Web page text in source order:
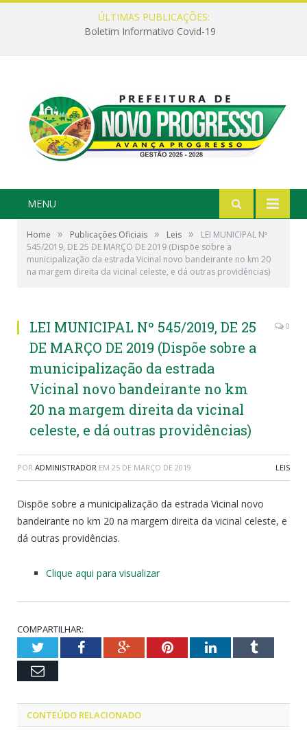
ÚLTIMAS PUBLICAÇÕES:
Boletim Informativo Covid-19
MENU
Home » Publicações Oficiais » Leis »
LEI MUNICIPAL Nº
545/2019, DE 25 DE MARÇO DE 2019 (Dispõe sobre a
municipalização da estrada Vicinal novo bandeirante no km 20
na margem direita da vicinal celeste, e dá outras providências)
LEI MUNICIPAL Nº 545/2019, DE 25
DE MARÇO DE 2019 (Dispõe sobre a
municipalização da estrada
Vicinal novo bandeirante no km
20 na margem direita da vicinal
celeste, e dá outras providências)
0
POR ADMINISTRADOR EM 25 DE MARÇO DE 2019 LEIS
Dispõe sobre a municipalização da estrada Vicinal novo
bandeirante no km 20 na margem direita da vicinal celeste, e
dá outras providências.
Clique aqui para visualizar
COMPARTILHAR:
TwitterFacebookGoogle+PinterestLinkedInTumblr
Email
CONTEÚDO RELACIONADO